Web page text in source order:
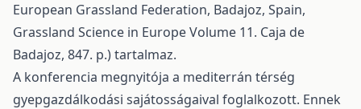
European Grassland Federation, Badajoz, Spain,
Grassland Science in Europe Volume 11. Caja de
Badajoz, 847. p.) tartalmaz.
A konferencia megnyitója a mediterrán térség
gyepgazdálkodási sajátosságaival foglalkozott. Ennek